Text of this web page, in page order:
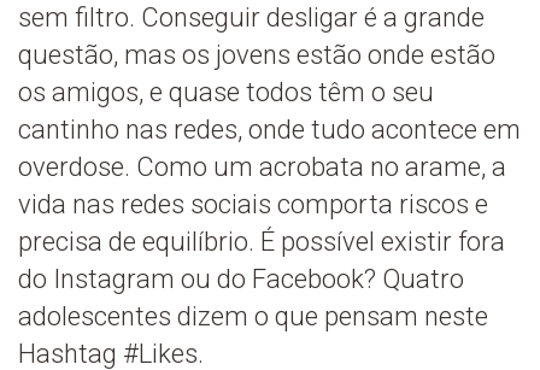
sem filtro. Conseguir desligar é a grande
questão, mas os jovens estão onde estão
os amigos, e quase todos têm o seu
cantinho nas redes, onde tudo acontece em
overdose. Como um acrobata no arame, a
vida nas redes sociais comporta riscos e
precisa de equilíbrio. É possível existir fora
do Instagram ou do Facebook? Quatro
adolescentes dizem o que pensam neste
Hashtag #Likes.